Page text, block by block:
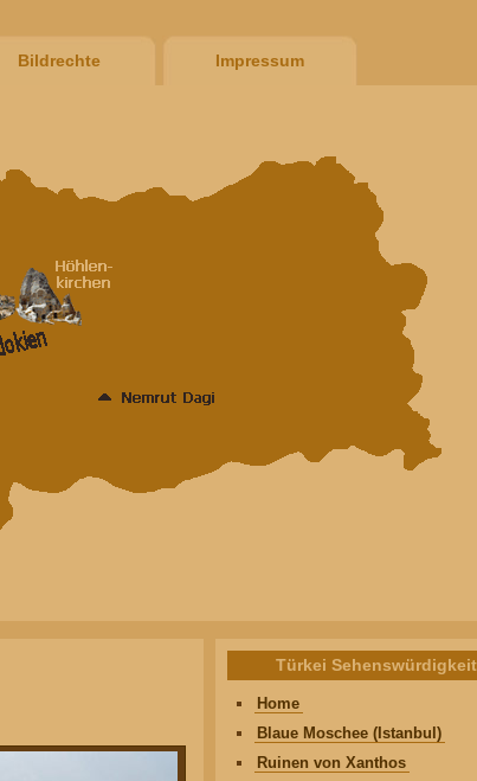
Bildrechte Impressum
Türkei
Home
Blaue Moschee (Istanbul)
Ruinen von Xanthos